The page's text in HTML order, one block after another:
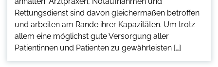
Rettungsdienst sind davon gleichermaßen betroffen
und arbeiten am Rande ihrer Kapazitäten. Um trotz
allem eine möglichst gute Versorgung aller
Patientinnen und Patienten zu gewährleisten […]